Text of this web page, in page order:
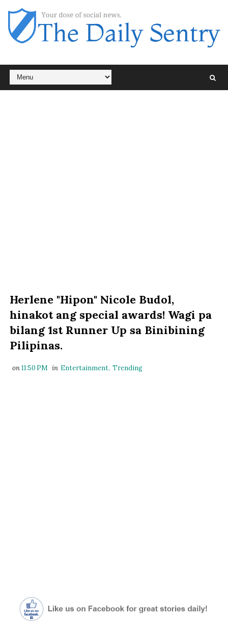
Herlene "Hipon" Nicole Budol,
hinakot ang special awards! Wagi pa
bilang 1st Runner Up sa Binibining
Pilipinas.
on11:50 PM in Entertainment, Trending